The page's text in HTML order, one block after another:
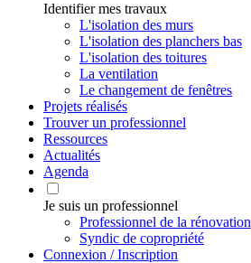
Identifier mes travaux
L'isolation des murs
L'isolation des planchers bas
L'isolation des toitures
La ventilation
Le changement de fenêtres
Projets réalisés
Trouver un professionnel
Ressources
Actualités
Agenda
Je suis un professionnel
Professionnel de la rénovation
Syndic de copropriété
Connexion / Inscription